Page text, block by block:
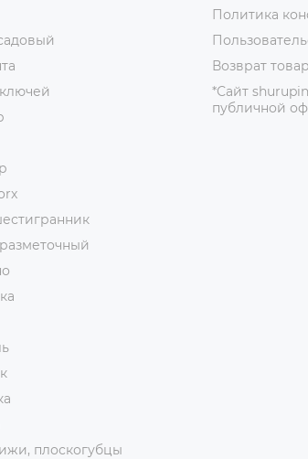
плоскогубцы
Политика
Возврат
*Сайт
публичной